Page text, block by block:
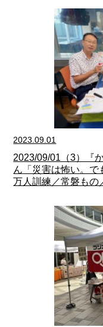
2023.09.01
2023/09/01（3）『
ん「災害は怖い。
万人訓練／常磐もの